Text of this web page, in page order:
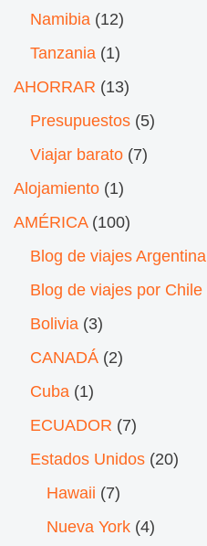
Namibia (12)
Tanzania (1)
AHORRAR (13)
Presupuestos (5)
Viajar barato (7)
Alojamiento (1)
AMÉRICA(100)
Blog de viajes Argentina
Blog de viajes por Chile
Bolivia (3)
CANADÁ (2)
Cuba (1)
ECUADOR (7)
Estados Unidos (20)
Hawaii (7)
Nueva York (4)